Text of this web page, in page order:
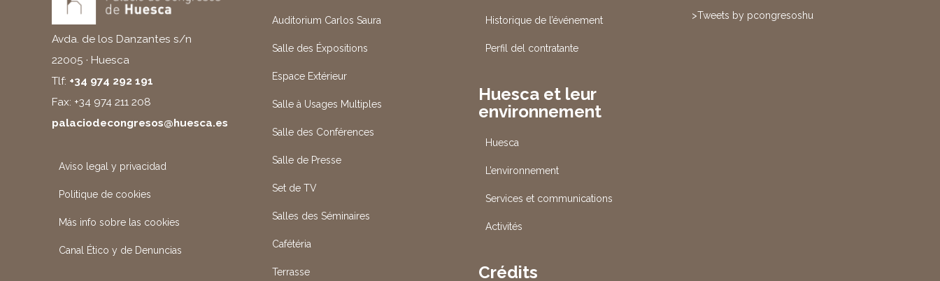
Avda. de los Danzantes s/n
22005 · Huesca
Tlf: +34 974 292 191
Fax: +34 974 211 208
palaciodecongresos@huesca.es
Aviso legal y privacidad
Politique de cookies
Más info sobre las cookies
Canal Ético y de Denuncias
Auditorium Carlos Saura
Salle des Éxpositions
Espace Extérieur
Salle à Usages Multiples
Salle des Conférences
Salle de Presse
Set de TV
Salles des Séminaires
Cafétéria
Terrasse
Historique de l’événement
Perfil del contratante
Huesca et leur
environnement
Huesca
L’environnement
Services et communications
Activités
Crédits
>Tweets by pcongresoshu